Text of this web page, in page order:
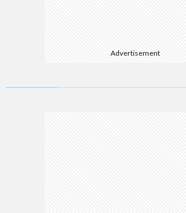
Advertisement